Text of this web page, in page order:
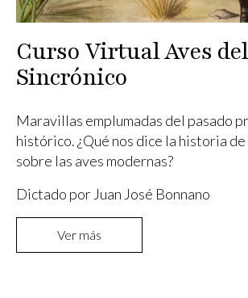
Curso Virtual Aves
Sincrónico
Maravillas emplumadas del pasado
histórico. ¿Qué nos dice la historia
sobre las aves modernas?
Dictado por Juan José Bonnano
Ver más